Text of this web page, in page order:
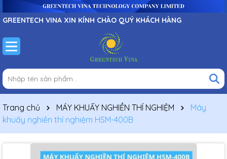
GREENTECH VINA XIN KÍNH CHÀO QUÝ KHÁCH HÀNG
Trang chủ MÁY KHUẤY NGHIỀN THÍ NGHIỆM
Máy
khuấy nghiền thí nghiệm HSM-400B